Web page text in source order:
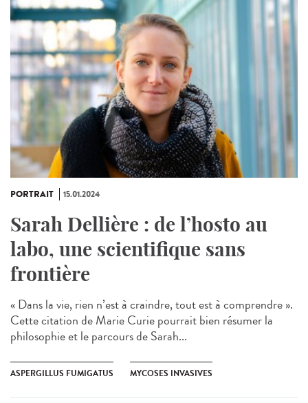
PORTRAIT 15.01.2024
Sarah Dellière : de l’hosto au
labo, une scientifique sans
frontière
« Dans la vie, rien n’est à craindre, tout est à comprendre ».
Cette citation de Marie Curie pourrait bien résumer la
philosophie et le parcours de Sarah...
ASPERGILLUS FUMIGATUS MYCOSES INVASIVES